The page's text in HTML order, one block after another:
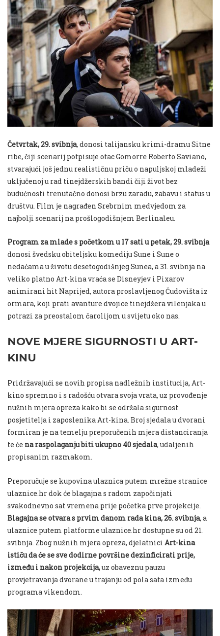
Četvrtak, 29. svibnja, donosi talijansku krimi-dramu Sitne
ribe, čiji scenarij potpisuje otac Gomorre Roberto Saviano,
stvarajući još jednu realističnu priču o napuljskoj mladeži
uključenoj u rad tinejdžerskih bandi čiji život bez
budućnosti trenutačno donosi brzu zaradu, zabavu i status u
društvu. Film je nagrađen Srebrnim medvjedom za
najbolji scenarij na prošlogodišnjem Berlinaleu.
Program za mlade s početkom u 17 sati u petak, 29. svibnja
donosi švedsku obiteljsku komediju Sune i Sune o
nedaćama u životu desetogodišnjeg Sunea, a 31. svibnja na
veliko platno Art-kina vraća se Disneyjev i Pixarov
animirani hit Naprijed, autora proslavljenog Čudovišta iz
ormara, koji prati avanture dvojice tinejdžera vilenjaka u
potrazi za preostalom čarolijom u svijetu oko nas.
NOVE MJERE SIGURNOSTI U ART-
KINU
Pridržavajući se novih propisa nadležnih institucija, Art-
kino spremno i s radošću otvara svoja vrata, uz provođenje
nužnih mjera opreza kako bi se održala sigurnost
posjetitelja i zaposlenika Art-kina. Broj sjedala u dvorani
formiran je na temelju preporučenih mjera distanciranja
te će na raspolaganju biti ukupno 40 sjedala, udaljenih
propisanim razmakom.
Preporučuje se kupovina ulaznica putem mrežne stranice
ulaznice.hr dok će blagajna s radom započinjati
svakodnevno sat vremena prije početka prve projekcije.
Blagajna se otvara s prvim danom rada kina, 26. svibnja, a
ulaznice putem platforme ulaznice.hr dostupne su od 21.
svibnja. Zbog nužnih mjera opreza, djelatnici Art-kina
ističu da će se sve dodirne površine dezinficirati prije,
između i nakon projekcija,uz obaveznu pauzu
provjetravanja dvorane u trajanju od pola sata između
programa vikendom.